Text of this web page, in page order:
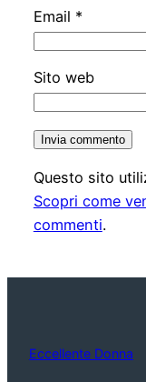
Email *
Sito web
Questo sito
Scopri come
commenti.
Eccellente Donna